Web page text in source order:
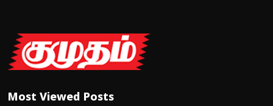
Most Viewed Posts